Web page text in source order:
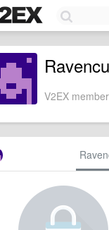
V2EX